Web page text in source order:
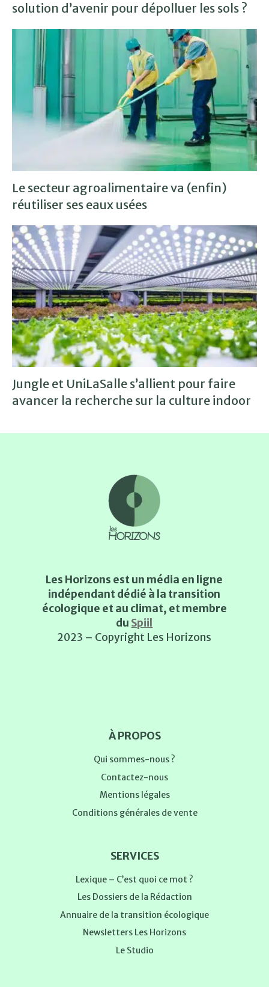
solution d’avenir pour dépolluer les sols ?
Le secteur agroalimentaire va (enfin)
réutiliser ses eaux usées
Jungle et UniLaSalle s’allient pour faire
avancer la recherche sur la culture indoor
Les Horizons est un média en ligne
indépendant dédié à la transition
écologique et au climat, et membre
du Spiil
2023 – Copyright Les Horizons
À PROPOS
Qui sommes-nous ?
Contactez-nous
Mentions légales
Conditions générales de vente
SERVICES
Lexique – C’est quoi ce mot ?
Les Dossiers de la Rédaction
Annuaire de la transition écologique
Newsletters Les Horizons
Le Studio